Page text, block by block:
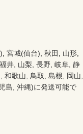
宮城(仙台), 秋田, 山形,
井, 山梨, 長野, 岐阜, 静
和歌山, 鳥取, 島根, 岡山,
島, 沖縄)に発送可能で